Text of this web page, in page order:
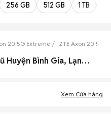
256 GB 512 GB 1 TB
20 5G Extreme ZTE Axon 20 5G
0 Zte Axon 20 5g Extreme cũ Huyện Bình Gia, Lạng Sơn đẹp
Xem Cửa hàng